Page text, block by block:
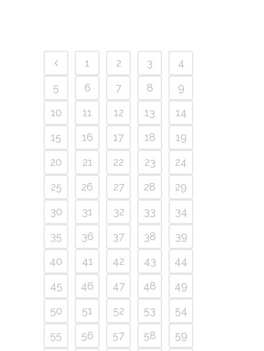
1 2 3
4
5
6 7 8
9
10
11 12 13
14
15
16 17 18
19
20
21 22 23
24
25
26 27 28
29
30
31 32 33
34
35
36 37 38
39
40
41 42 43
44
45
46 47 48
49
50
51 52 53
54
55
56 57 58
59